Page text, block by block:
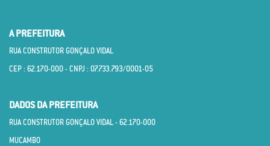
A PREFEITURA
RUA CONSTRUTOR GONÇALO VIDAL
CEP : 62.170­-000 - CNPJ : 07.733.793/0001­-05
DADOS DA PREFEITURA
RUA CONSTRUTOR GONÇALO VIDAL - 62.170­-000
MUCAMBO